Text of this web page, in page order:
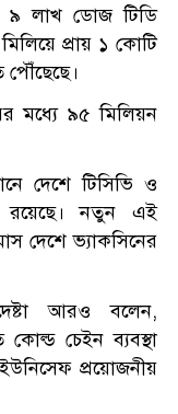
লাখ ডোজ টিডি
প্রায় ১ কোটি
মধ্যে ৯৫ মিলিয়ন
দেশে টিসিভি ও
রয়েছে। নতুন এই
দেশে ভ্যাকসিনের
আরও বলেন,
চেইন ব্যবস্থা
ইউনিসেফ প্রয়োজনীয়